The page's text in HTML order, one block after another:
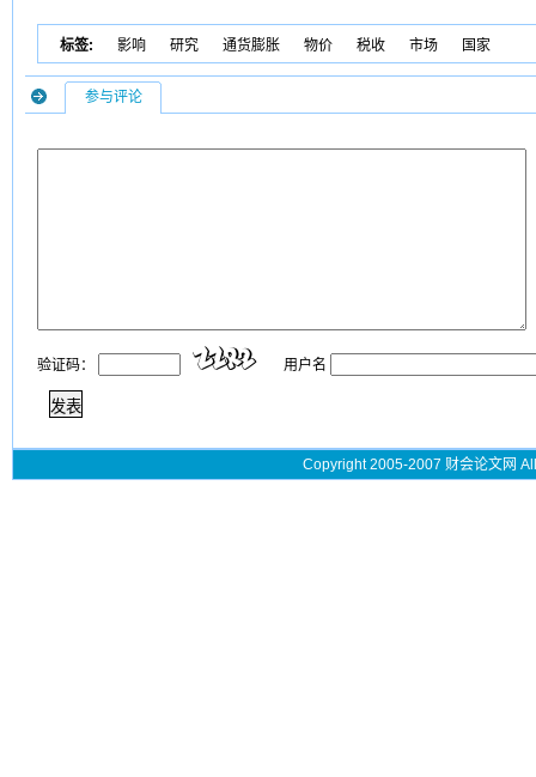
标签: 影响 研究 通货膨胀 物价 税收 市场 国家
参与评论
验证码： 用户名
Copyright 2005-2007 财会论文网